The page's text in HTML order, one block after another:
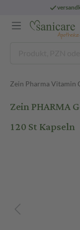
Zein Pharma Vitamin
Zein PHARMA
120 St Kapseln